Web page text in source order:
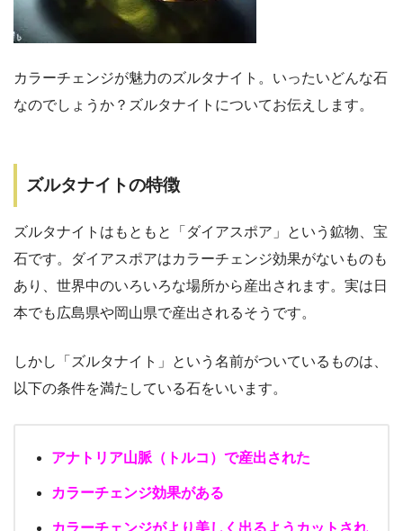
カラーチェンジが魅力のズルタナイト。いったいどんな石
なのでしょうか？ズルタナイトについてお伝えします。
ズルタナイトの特徴
ズルタナイトはもともと「ダイアスポア」という鉱物、宝
石です。ダイアスポアはカラーチェンジ効果がないものも
あり、世界中のいろいろな場所から産出されます。実は日
本でも広島県や岡山県で産出されるそうです。
しかし「ズルタナイト」という名前がついているものは、
以下の条件を満たしている石をいいます。
アナトリア山脈（トルコ）で産出された
カラーチェンジ効果がある